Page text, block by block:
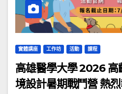
實體講座 工作坊 活動 課程
高雄醫學大學 2026 高
境設計暑期戰鬥營 熱